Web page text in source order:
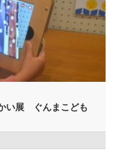
い展 ぐんまこども